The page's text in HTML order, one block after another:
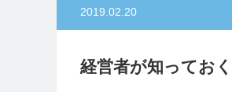
2019.02.20
経営者が知ってお